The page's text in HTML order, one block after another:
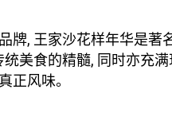
牌, 王家沙花样年华是著
美食的精髓, 同时亦充
正风味。